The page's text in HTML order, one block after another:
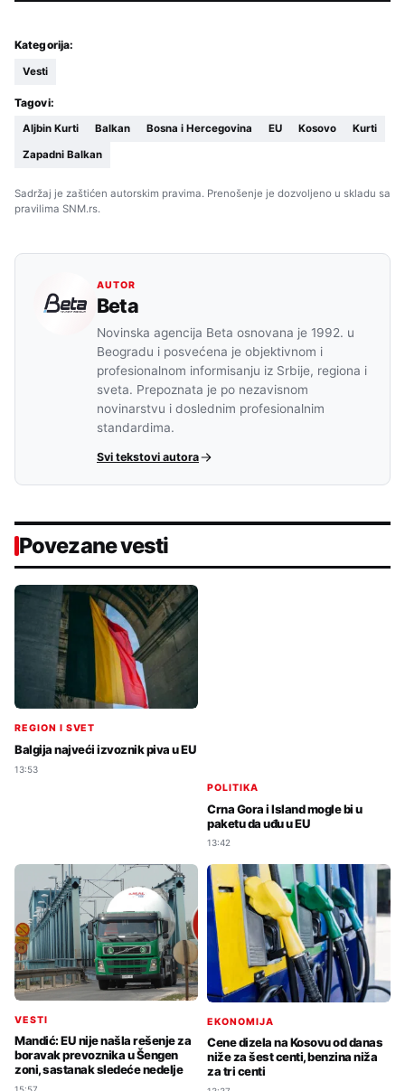
Kategorija:
Vesti
Tagovi:
Aljbin Kurti Balkan Bosna i Hercegovina EU Kosovo Kurti
Zapadni Balkan
Sadržaj je zaštićen autorskim pravima. Prenošenje je dozvoljeno u skladu sa
pravilima SNM.rs.
AUTOR
Beta
Novinska agencija Beta osnovana je 1992. u
Beogradu i posvećena je objektivnom i
profesionalnom informisanju iz Srbije, regiona i
sveta. Prepoznata je po nezavisnom
novinarstvu i doslednim profesionalnim
standardima.
Svi tekstovi autora
Povezane vesti
REGION I SVET
Balgija najveći izvoznik piva u EU
13:53
POLITIKA
Crna Gora i Island mogle bi u
paketu da uđu u EU
13:42
VESTI
Mandić: EU nije našla rešenje za
boravak prevoznika u Šengen
zoni, sastanak sledeće nedelje
EKONOMIJA
Cene dizela na Kosovu od danas
niže za šest centi, benzina niža
za tri centi